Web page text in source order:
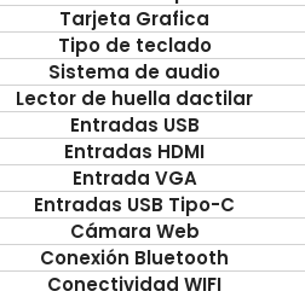
Tarjeta Grafica
Tipo de teclado
Sistema de audio
Lector de huella dactilar
Entradas USB
Entradas HDMI
Entrada VGA
Entradas USB Tipo-C
Cámara Web
Conexión Bluetooth
Conectividad WIFI